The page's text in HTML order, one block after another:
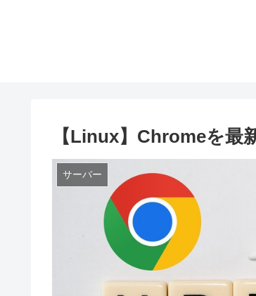
【Linux】Chromeを
サーバー